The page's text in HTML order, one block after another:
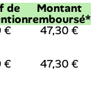
de Montant
remboursé*
€ 47,30 €
€ 47,30 €